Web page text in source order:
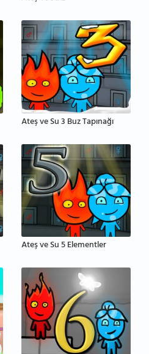
Ateş ve Su 3 Buz Tapınağı
Ateş ve Su 5 Elementler